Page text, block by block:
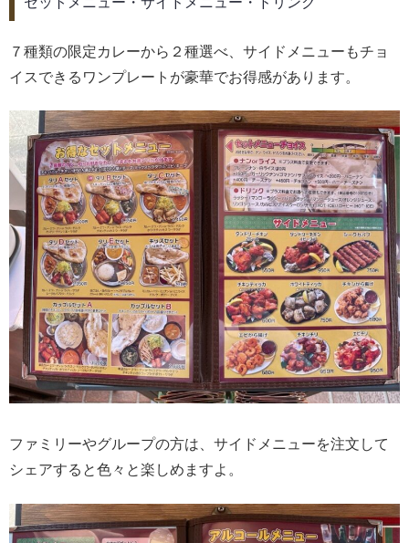
７種類の限定カレーから２種選べ、サイドメニューもチョ
イスできるワンプレートが豪華でお得感があります。
ファミリーやグループの方は、サイドメニューを注文して
シェアすると色々と楽しめますよ。